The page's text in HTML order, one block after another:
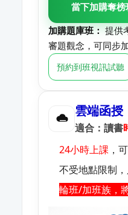
當下加購奪榜
加購題庫班：提供
審題觀念，可同步
預約到班視訊試聽
雲端函授
適合：讀書
24小時上課，
不受地點限制
輪班/加班族，